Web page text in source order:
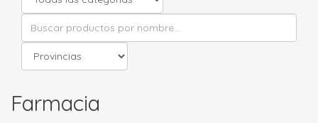
Farmacia